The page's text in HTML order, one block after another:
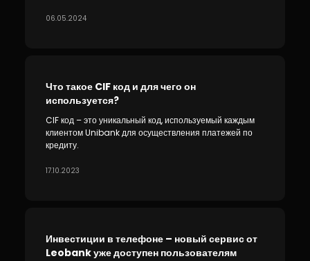
06.05.2024
Что такое CIF код и для чего он
используется?
CIF код – это уникальный код, используемый каждым
клиентом Unibank для осуществления платежей по
кредиту.
17.10.2023
Инвестиции в телефоне – новый сервис от
Leobank уже доступен пользователям